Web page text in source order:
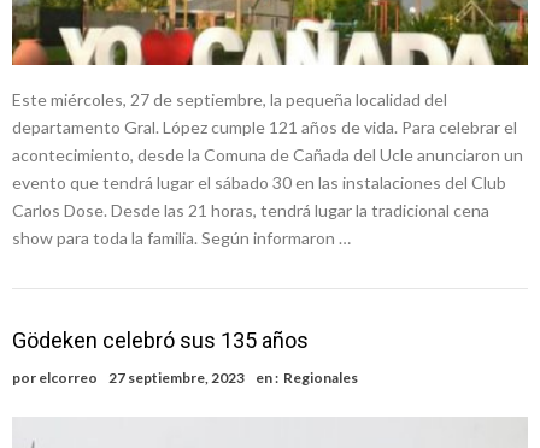
Este miércoles, 27 de septiembre, la pequeña localidad del
departamento Gral. López cumple 121 años de vida. Para celebrar el
acontecimiento, desde la Comuna de Cañada del Ucle anunciaron un
evento que tendrá lugar el sábado 30 en las instalaciones del Club
Carlos Dose. Desde las 21 horas, tendrá lugar la tradicional cena
show para toda la familia. Según informaron …
Gödeken celebró sus 135 años
por elcorreo 27 septiembre, 2023 en : Regionales